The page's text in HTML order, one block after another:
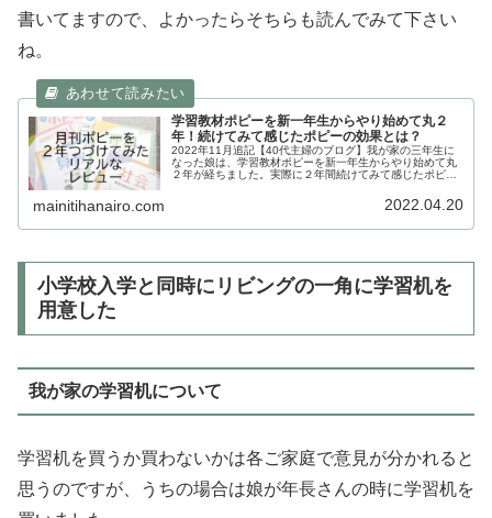
書いてますので、よかったらそちらも読んでみて下さい
ね。
学習教材ポピーを新一年生からやり始めて丸２
年！続けてみて感じたポピーの効果とは？
2022年11月追記【40代主婦のブログ】我が家の三年生に
なった娘は、学習教材ポピーを新一年生からやり始めて丸
２年が経ちました。実際に２年間続けてみて感じたポピー
mainitihanairo.com 2022.04.20
小学校入学と同時にリビングの一角に学習机を
用意した
我が家の学習机について
学習机を買うか買わないかは各ご家庭で意見が分かれると
思うのですが、うちの場合は娘が年長さんの時に学習机を